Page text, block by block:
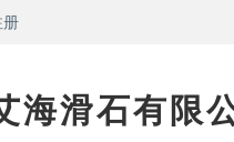
海滑石有限